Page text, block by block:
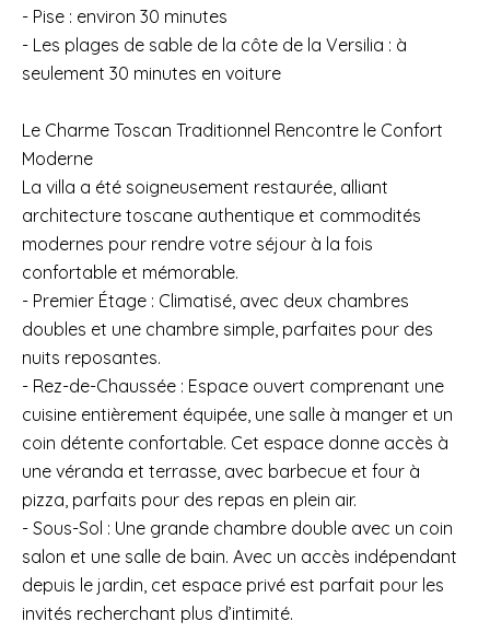
- Pise : environ 30 minutes
- Les plages de sable de la côte de la Versilia : à
seulement 30 minutes en voiture
Le Charme Toscan Traditionnel Rencontre le Confort
Moderne
La villa a été soigneusement restaurée, alliant
architecture toscane authentique et commodités
modernes pour rendre votre séjour à la fois
confortable et mémorable.
- Premier Étage : Climatisé, avec deux chambres
doubles et une chambre simple, parfaites pour des
nuits reposantes.
- Rez-de-Chaussée : Espace ouvert comprenant une
cuisine entièrement équipée, une salle à manger et un
coin détente confortable. Cet espace donne accès à
une véranda et terrasse, avec barbecue et four à
pizza, parfaits pour des repas en plein air.
- Sous-Sol : Une grande chambre double avec un coin
salon et une salle de bain. Avec un accès indépendant
depuis le jardin, cet espace privé est parfait pour les
invités recherchant plus d’intimité.